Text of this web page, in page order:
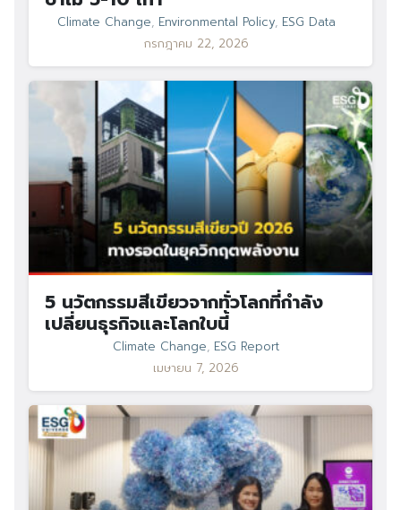
Search
for: Search
Climate Change, Environmental Policy, ESG Data
กรกฎาคม 22, 2026
5 นวัตกรรมสีเขียวจากทั่วโลกที่กำลัง
เปลี่ยนธุรกิจและโลกใบนี้
Climate Change, ESG Report
เมษายน 7, 2026